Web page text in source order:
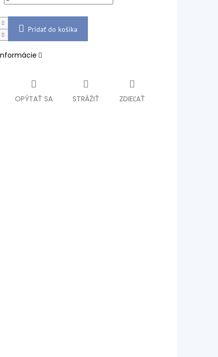
Pridať do košíka
OPÝTAŤ SA STRÁŽIŤ ZDIEĽAŤ